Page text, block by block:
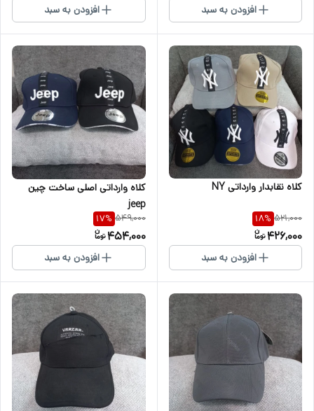
افزودن به سبد افزودن به سبد
کلاه نقابدار وارداتی NY
521,000
18%
426,000
افزودن به سبد
کلاه وارداتی اصلی ساخت چین
jeep
549,000
17%
454,000
افزودن به سبد